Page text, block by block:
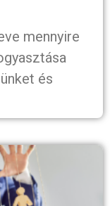
mennyire
és